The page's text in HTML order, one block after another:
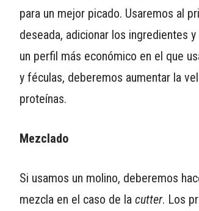
para un mejor picado. Usaremos al
deseada, adicionar los ingredientes
un perfil más económico en el que
y féculas, deberemos aumentar la
proteínas.
Mezclado
Si usamos un molino, deberemos
mezcla en el caso de la cutter. Los